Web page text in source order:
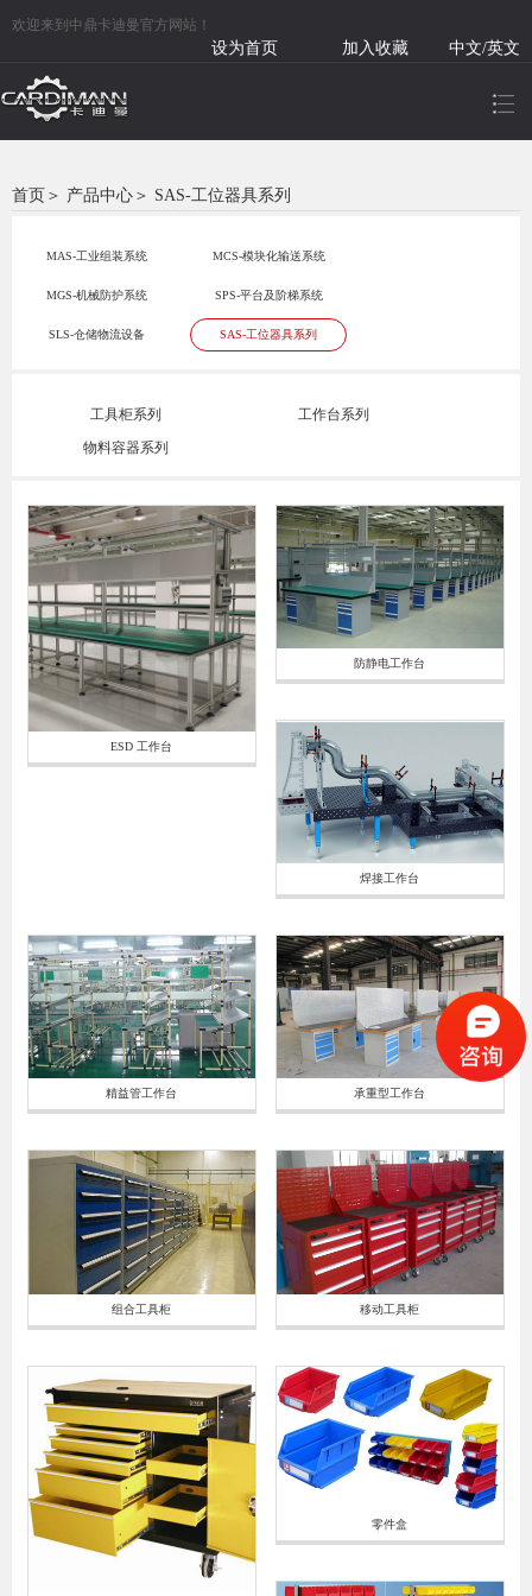
欢迎来到中鼎卡迪曼官方网站！
设为首页 加入收藏 中文/英文
首页 ＞ 产品中心 ＞ SAS-工位器具系列
MAS-工业组装系统 MCS-模块化输送系统
MGS-机械防护系统 SPS-平台及阶梯系统
SLS-仓储物流设备 SAS-工位器具系列
工具柜系列
工作台系列
物料容器系列
ESD 工作台
防静电工作台
焊接工作台
精益管工作台 承重型工作台
组合工具柜 移动工具柜
零件盒